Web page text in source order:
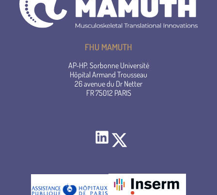
FHU MAMUTH
AP-HP. Sorbonne Université
Hôpital Armand Trousseau
26 avenue du Dr Netter
FR 75012 PARIS
LinkedInTwitter